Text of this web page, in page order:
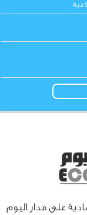
على مدار اليوم